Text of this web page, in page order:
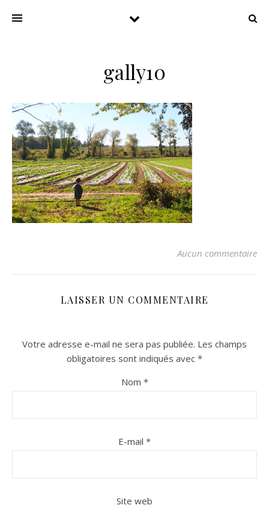
gally10
Aucun commentaire
LAISSER UN COMMENTAIRE
Votre adresse e-mail ne sera pas publiée. Les champs
obligatoires sont indiqués avec *
Nom *
E-mail *
Site web